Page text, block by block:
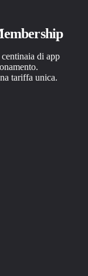
di app
tariffa unica.